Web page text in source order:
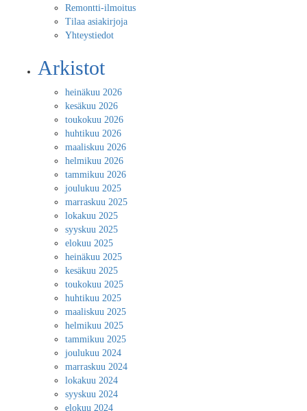
Remontti-ilmoitus
Tilaa asiakirjoja
Yhteystiedot
Arkistot
heinäkuu 2026
kesäkuu 2026
toukokuu 2026
huhtikuu 2026
maaliskuu 2026
helmikuu 2026
tammikuu 2026
joulukuu 2025
marraskuu 2025
lokakuu 2025
syyskuu 2025
elokuu 2025
heinäkuu 2025
kesäkuu 2025
toukokuu 2025
huhtikuu 2025
maaliskuu 2025
helmikuu 2025
tammikuu 2025
joulukuu 2024
marraskuu 2024
lokakuu 2024
syyskuu 2024
elokuu 2024